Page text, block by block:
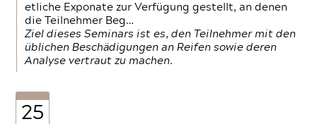
etliche Exponate zur Verfügung gestellt, an denen
die Teilnehmer Beg…
Ziel dieses Seminars ist es, den Teilnehmer mit den
üblichen Beschädigungen an Reifen sowie deren
Analyse vertraut zu machen.
25